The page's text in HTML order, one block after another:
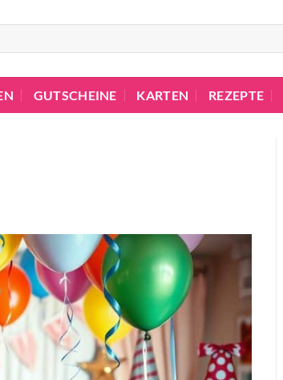
GUTSCHEINE KARTEN REZEPTE